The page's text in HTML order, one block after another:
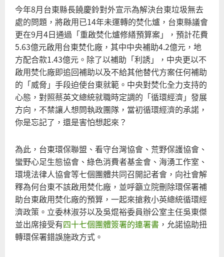
今年8月台東縣長饒慶鈴對外宣示為解決台東垃圾無去
處的問題，將啟用已14年未運轉的焚化爐，台東縣議會
更在9月4日通過「重啟焚化爐修繕預算案」，預計花費
5.63億元啟用台東焚化廠，其中中央補助4.2億元，地
方配合款1.43億元。除了以補助「利誘」，中央更以不
啟用焚化廠即追回補助以及不給其他替代方案任何補助
的「威脅」手段迫使台東就範。中央對焚化全力支持的
心態，對照蔡英文總統就職時定調的「循環經濟」發展
方向，不禁讓人想問執政團隊，當初循環經濟的承諾，
你是忘記了，還是害怕想起來？
為此，台東環保聯盟、看守台灣協會、荒野保護協會、
蠻野心足生態協會、綠色消費者基金會、海湧工作室、
環境法律人協會等七個團體共同召開記者會，向社會解
釋為何台東不該啟用焚化廠，並呼籲立院刪除環保署補
助台東啟用焚化廠的預算，一起來搶救小英總統循環經
濟政策。立委林淑芬以及吳焜裕委員辦公室主任吳東傑
並出席接受有四十七個團體簽署的連署書 ，允諾協助扭
轉環保署錯誤施政方式。